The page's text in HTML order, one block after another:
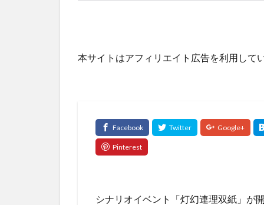
本サイトはアフィリエイト広告を利用して
シナリオイベント「灯幻連理双紙」が